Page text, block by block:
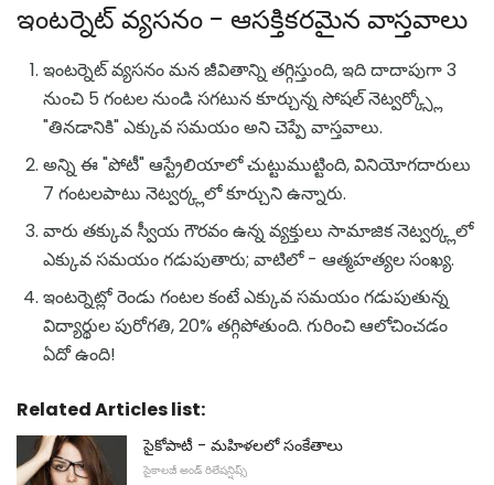
ఇంటర్నెట్ వ్యసనం - ఆసక్తికరమైన వాస్తవాలు
ఇంటర్నెట్ వ్యసనం మన జీవితాన్ని తగ్గిస్తుంది, ఇది దాదాపుగా 3
నుంచి 5 గంటల నుండి సగటున కూర్చున్న సోషల్ నెట్వర్క్స్లో
"తినడానికి" ఎక్కువ సమయం అని చెప్పే వాస్తవాలు.
అన్ని ఈ "పోటీ" ఆస్ట్రేలియాలో చుట్టుముట్టింది, వినియోగదారులు
7 గంటలపాటు నెట్వర్క్లలో కూర్చుని ఉన్నారు.
వారు తక్కువ స్వీయ గౌరవం ఉన్న వ్యక్తులు సామాజిక నెట్వర్క్లలో
ఎక్కువ సమయం గడుపుతారు; వాటిలో - ఆత్మహత్యల సంఖ్య.
ఇంటర్నెట్లో రెండు గంటల కంటే ఎక్కువ సమయం గడుపుతున్న
విద్యార్థుల పురోగతి, 20% తగ్గిపోతుంది. గురించి ఆలోచించడం
ఏదో ఉంది!
Related Articles list:
సైకోపాటీ - మహిళలలో సంకేతాలు
సైకాలజీ అండ్ రిలేషన్షిప్స్